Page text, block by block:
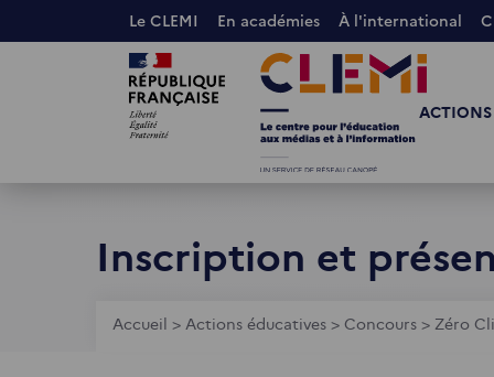
au
Le CLEMI En académies À l'international
Images Images
ACTIONS
Inscription et
Fil
Accueil > Actions éducatives > Concours > Zéro